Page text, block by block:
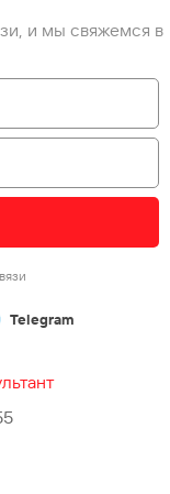
и мы свяжемся в
Telegram